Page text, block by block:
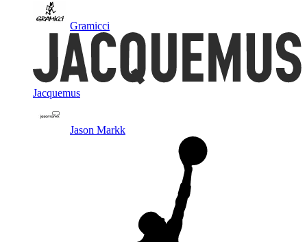
Gramicci
Jacquemus
Jason Markk